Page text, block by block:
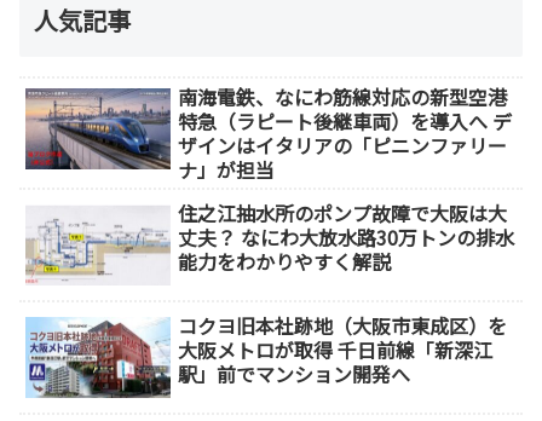
人気記事
南海電鉄、なにわ筋線対応の新型空港
特急（ラピート後継車両）を導入へ デ
ザインはイタリアの「ピニンファリー
ナ」が担当
住之江抽水所のポンプ故障で大阪は大
丈夫？ なにわ大放水路30万トンの排水
能力をわかりやすく解説
コクヨ旧本社跡地（大阪市東成区）を
大阪メトロが取得 千日前線「新深江
駅」前でマンション開発へ